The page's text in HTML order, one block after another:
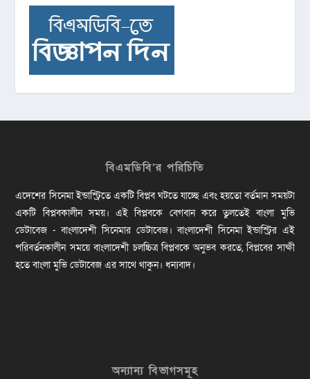
বিএমডিবি’র পরিচিতি
এদেশের সিনেমা ইন্ডাস্ট্রিতে একটি বিপ্লব ঘটতে যাচ্ছে এবং হয়তো বর্তমান সময়টা
একটি বিপ্লবকালীন সময়। এই বিপ্লবকে বেগবান করে তুলতেই বাংলা মুভি
ডেটাবেজ - বাংলাদেশী সিনেমার ডেটাবেজ। বাংলাদেশী সিনেমা ইন্ডাস্ট্রির এই
পরিবর্তনকালীন সময়ে বাংলাদেশী চলচ্চিত্র বিপ্লবকে অনুভব করতে, বিপ্লবের সাক্ষী
হতে বাংলা মুভি ডেটাবেজ এর সাথে থাকুন। ধন্যবাদ।
অন্যান্য বিভাগসমূহ